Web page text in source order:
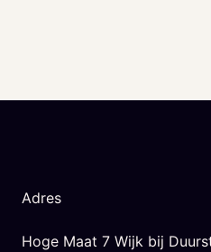
Adres
Hoge Maat 7 Wijk bij